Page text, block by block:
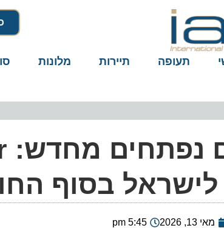
תעופה תיירות מלונות
בסוף
5:45 pm